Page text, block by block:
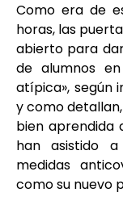
Como era de
horas, las
abierto para
de alumnos
atípica», según
y como
bien aprendida
han asistido
medidas
como su nuevo